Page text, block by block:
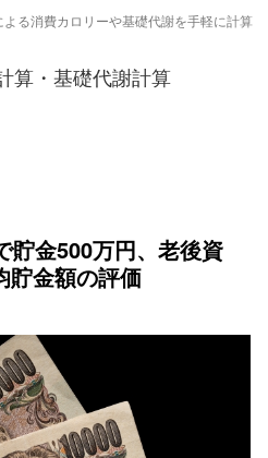
る消費カロリーや基礎代謝を手軽に計算
算・基礎代謝計算
貯金500万円、老後資
貯金額の評価